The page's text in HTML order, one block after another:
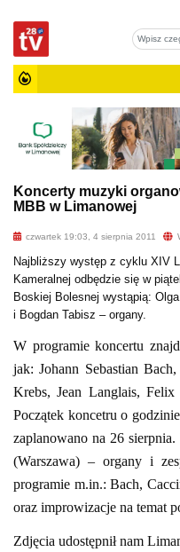
Koncerty muzyki
MBB w Limanowej
czwartek 19:03, 4 sierpnia 2011
Najbliższy występ z cyklu XIV
Kameralnej odbędzie się w
Boskiej Bolesnej wystąpią:
i Bogdan Tabisz – organy.
W programie koncertu
jak: Johann Sebastian Bach,
Krebs, Jean Langlais,
Początek koncetru o
zaplanowano na 26
(Warszawa) – organy i
programie m.in.: Bach,
oraz improwizacje na temat
Zdjęcia udostępnił nam